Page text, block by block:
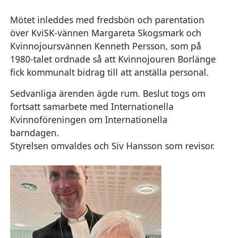
Mötet inleddes med fredsbön och parentation
över KviSK-vännen Margareta Skogsmark och
Kvinnojoursvännen Kenneth Persson, som på
1980-talet ordnade så att Kvinnojouren Borlänge
fick kommunalt bidrag till att anställa personal.
Sedvanliga ärenden ägde rum. Beslut togs om
fortsatt samarbete med Internationella
Kvinnoföreningen om Internationella
barndagen.
Styrelsen omvaldes och Siv Hansson som revisor.